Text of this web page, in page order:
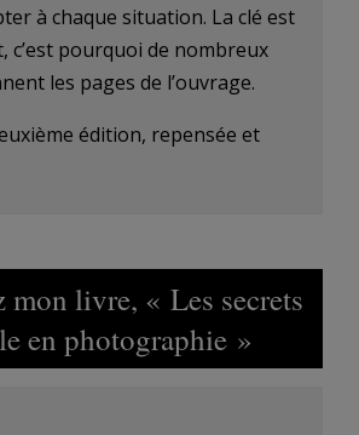
à chaque situation. La clé est
c’est pourquoi de nombreux
les pages de l’ouvrage.
édition, repensée et
mon livre, « Les secrets
en photographie »